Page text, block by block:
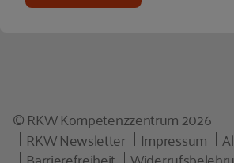
© RKW Kompetenzzentrum 2026
RKW Newsletter
Impressum